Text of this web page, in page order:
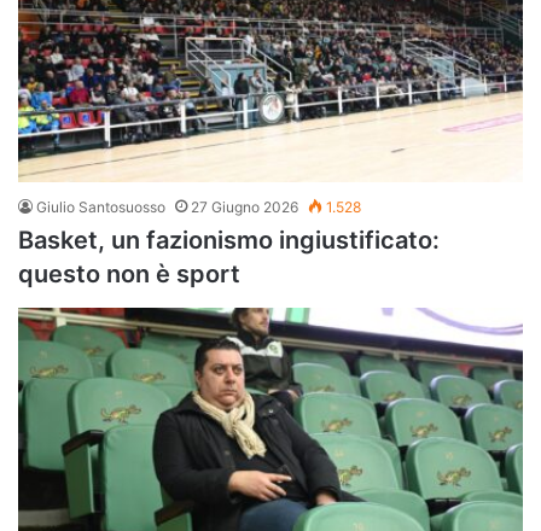
Giulio Santosuosso 27 Giugno 2026 1.528
Basket, un fazionismo ingiustificato:
questo non è sport